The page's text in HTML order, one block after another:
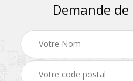
Demande